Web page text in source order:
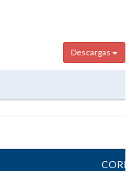
Descargas